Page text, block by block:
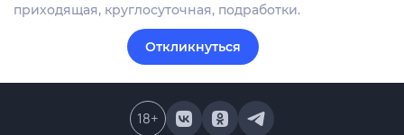
приходящая, круглосуточная, подработки.
Откликнуться
18+